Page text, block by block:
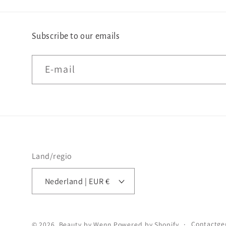
Subscribe to our emails
E‑mail
Land/regio
Nederland | EUR €